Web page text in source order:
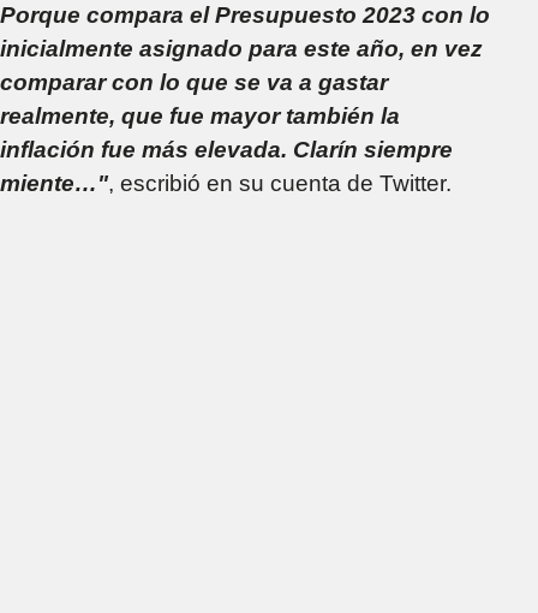
Porque compara el Presupuesto 2023 con lo
inicialmente asignado para este año, en vez
comparar con lo que se va a gastar
realmente, que fue mayor también la
inflación fue más elevada. Clarín siempre
miente…", escribió en su cuenta de Twitter.